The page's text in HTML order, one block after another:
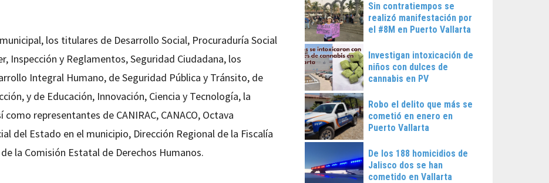
los titulares de Desarrollo Social, Procuraduría Social
Inspección y Reglamentos, Seguridad Ciudadana, los
Integral Humano, de Seguridad Pública y Tránsito, de
y de Educación, Innovación, Ciencia y Tecnología, la
representantes de CANIRAC, CANACO, Octava
del Estado en el municipio, Dirección Regional de la Fiscalía
la Comisión Estatal de Derechos Humanos.
Sin contratiempos se
realizó manifestación por
el #8M en Puerto Vallarta
Investigan intoxicación de
niños con dulces de
cannabis en PV
Robo el delito que más se
cometió en enero en
Puerto Vallarta
De los 188 homicidios de
Jalisco dos se han
cometido en Vallarta